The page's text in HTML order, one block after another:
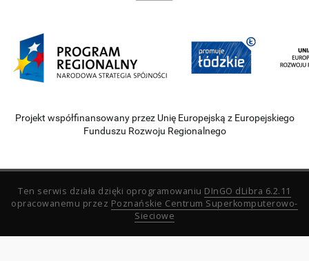
Projekt współfinansowany przez Unię Europejską z Europejskiego
Funduszu Rozwoju Regionalnego
Ten serwis działa dzięki oprogramowaniu DInGO dLibra 6.2.11
opracowanemu przez Poznańskie Centrum Superkomputerowo-
Sieciowe